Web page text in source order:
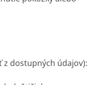
z dostupných údajov):